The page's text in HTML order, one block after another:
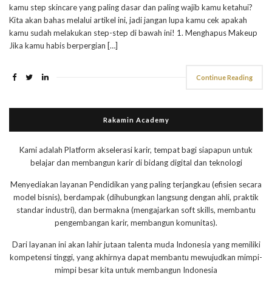
kamu step skincare yang paling dasar dan paling wajib kamu ketahui?
Kita akan bahas melalui artikel ini, jadi jangan lupa kamu cek apakah
kamu sudah melakukan step-step di bawah ini! 1. Menghapus Makeup
Jika kamu habis berpergian […]
Continue Reading
Rakamin Academy
Kami adalah Platform akselerasi karir, tempat bagi siapapun untuk
belajar dan membangun karir di bidang digital dan teknologi
Menyediakan layanan Pendidikan yang paling terjangkau (efisien secara
model bisnis), berdampak (dihubungkan langsung dengan ahli, praktik
standar industri), dan bermakna (mengajarkan soft skills, membantu
pengembangan karir, membangun komunitas).
Dari layanan ini akan lahir jutaan talenta muda Indonesia yang memiliki
kompetensi tinggi, yang akhirnya dapat membantu mewujudkan mimpi-
mimpi besar kita untuk membangun Indonesia